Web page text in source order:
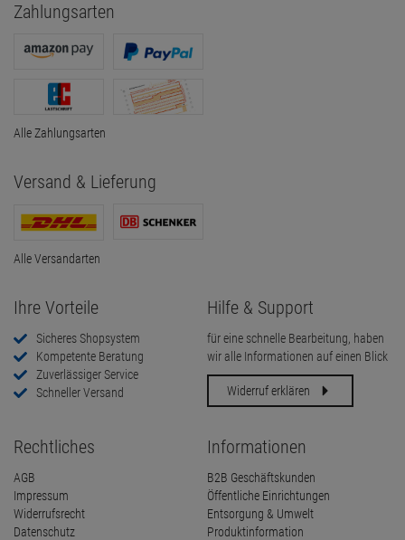
Zahlungsarten
Alle Zahlungsarten
Versand & Lieferung
Alle Versandarten
Ihre Vorteile
Sicheres Shopsystem
Kompetente Beratung
Zuverlässiger Service
Schneller Versand
Hilfe & Support
für eine schnelle Bearbeitung, haben
wir alle Informationen auf einen Blick
Widerruf erklären
Rechtliches
AGB
Impressum
Widerrufsrecht
Datenschutz
Informationen
B2B Geschäftskunden
Öffentliche Einrichtungen
Entsorgung & Umwelt
Produktinformation